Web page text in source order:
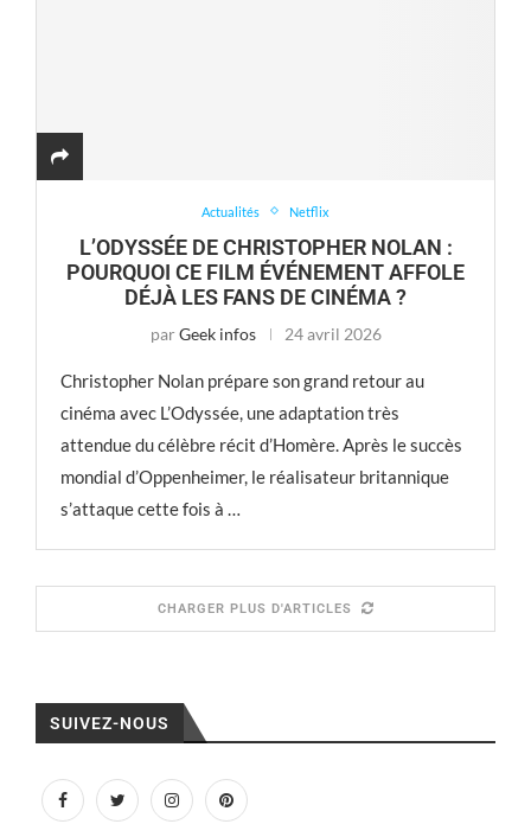
Actualités Netflix
L’ODYSSÉE DE CHRISTOPHER NOLAN :
POURQUOI CE FILM ÉVÉNEMENT AFFOLE
DÉJÀ LES FANS DE CINÉMA ?
par Geek infos 24 avril 2026
Christopher Nolan prépare son grand retour au
cinéma avec L’Odyssée, une adaptation très
attendue du célèbre récit d’Homère. Après le succès
mondial d’Oppenheimer, le réalisateur britannique
s’attaque cette fois à …
CHARGER PLUS D'ARTICLES
SUIVEZ-NOUS